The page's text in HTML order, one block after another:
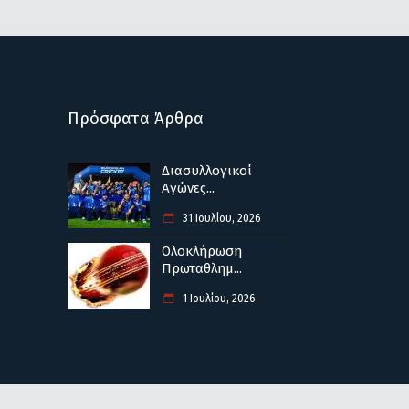
Πρόσφατα Άρθρα
Διασυλλογικοί
Αγώνες...
31 Ιουλίου, 2026
Ολοκλήρωση
Πρωταθλημ...
1 Ιουλίου, 2026